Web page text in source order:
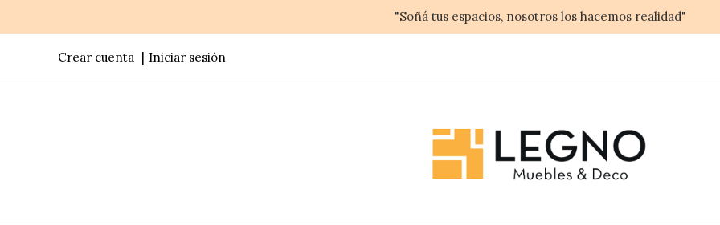
"Soñá tus espacios, nosotros los hacemos realidad"
Crear cuenta Iniciar sesión